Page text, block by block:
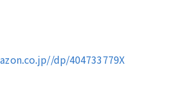
dp/404733779X